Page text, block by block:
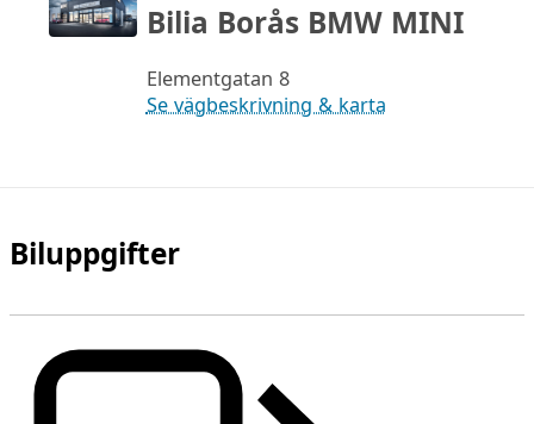
Bilia Borås BMW MINI
Elementgatan 8
Se vägbeskrivning & karta
Biluppgifter